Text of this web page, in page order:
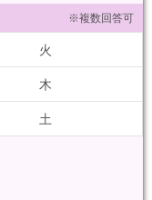
※複数回答可
火
木
土